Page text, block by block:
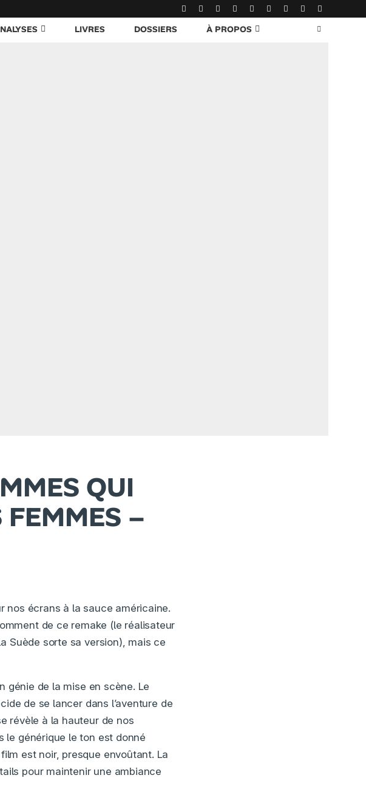
LIVRES DOSSIERS À PROPOS
QUI
FEMMES –
nos écrans à la sauce américaine.
de ce remake (le réalisateur
Suède sorte sa version), mais ce
génie de la mise en scène. Le
de se lancer dans l’aventure de
révèle à la hauteur de nos
le générique le ton est donné
est noir, presque envoûtant. La
pour maintenir une ambiance